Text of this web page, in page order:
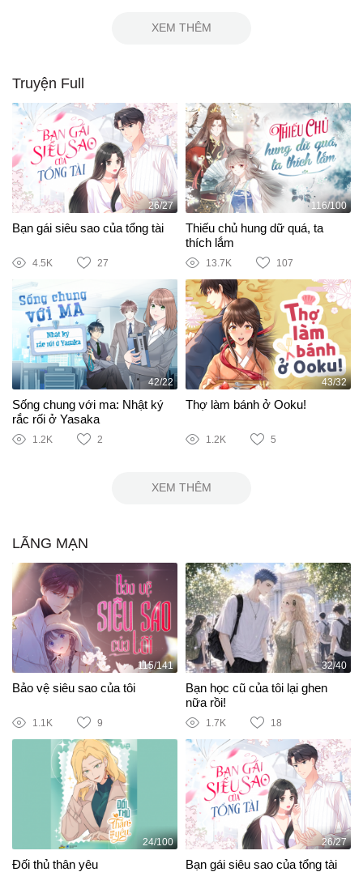
XEM THÊM
Truyện Full
26/27
Bạn gái siêu sao của tổng tài
4.5K 27
116/100
Thiếu chủ hung dữ quá, ta
thích lắm
13.7K 107
42/22
Sống chung với ma: Nhật ký
rắc rối ở Yasaka
1.2K 2
43/32
Thợ làm bánh ở Ooku!
1.2K 5
XEM THÊM
LÃNG MẠN
115/141
Bảo vệ siêu sao của tôi
1.1K 9
32/40
Bạn học cũ của tôi lại ghen
nữa rồi!
1.7K 18
24/100
Đối thủ thân yêu
26/27
Bạn gái siêu sao của tổng tài